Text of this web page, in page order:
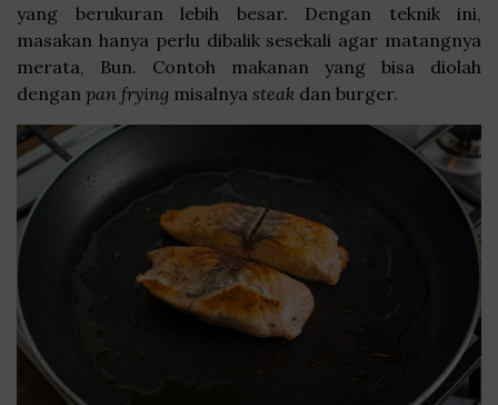
yang berukuran lebih besar. Dengan teknik ini,
masakan hanya perlu dibalik sesekali agar matangnya
merata, Bun. Contoh makanan yang bisa diolah
dengan pan frying misalnya steak dan burger.